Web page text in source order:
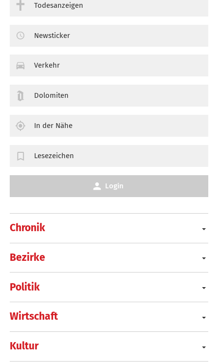
Chronik
Bezirke
Politik
Wirtschaft
Kultur
Todesanzeigen
Newsticker
Verkehr
Dolomiten
In der Nähe
Lesezeichen
Login